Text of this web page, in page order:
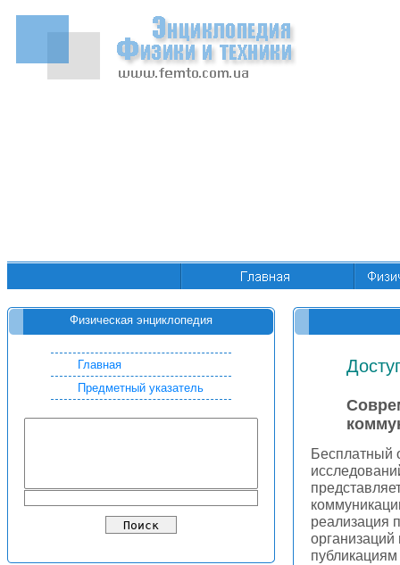
Физическая энциклопедия
Главная
Предметный указатель
Бесплатный
реализация